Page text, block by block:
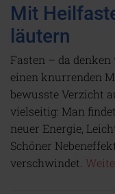
Mit
läutern
Fasten – da
einen knurrenden
bewusste Verzicht
vielseitig: Man
neuer Energie,
Schöner
verschwindet.